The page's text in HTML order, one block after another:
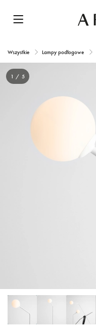
Wszystkie Lampy podłogowe
1 / 5